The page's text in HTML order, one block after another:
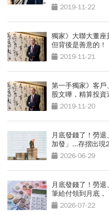
2019-11-22
獨家》大聯大董座
但背後是善意的！
2019-11-21
第一手獨家》客戶
股文曄，精算投資
2019-11-20
月底發錢了！勞
加發」...存摺出現
2026-06-29
月底發錢了！勞
筆給付領到月底
2026-07-22